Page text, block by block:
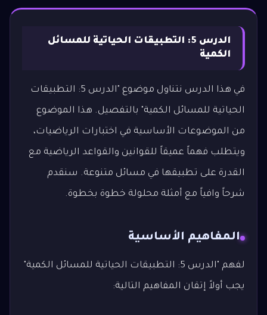
الدرس 5: التطبيقات الحياتية للمسائل
الكمية
في هذا الدرس نتناول موضوع "الدرس 5: التطبيقات
الحياتية للمسائل الكمية" بالتفصيل. هذا الموضوع
من الموضوعات الأساسية في اختبارات الرياضيات،
ويتطلب فهماً عميقاً للقوانين والقواعد الرياضية مع
القدرة على تطبيقها في مسائل متنوعة. سنقدم
شرحاً وافياً مع أمثلة محلولة خطوة بخطوة.
المفاهيم الأساسية
لفهم "الدرس 5: التطبيقات الحياتية للمسائل الكمية"
يجب أولاً إتقان المفاهيم التالية: